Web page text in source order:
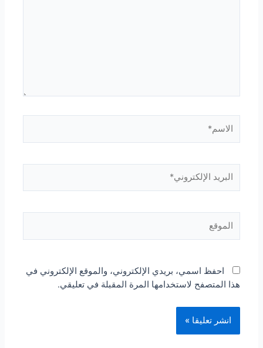
الإلكتروني*
احفظ اسمي، بريدي الإلكتروني، والموقع الإلكتروني في
هذا المتصفح لاستخدامها المرة المقبلة في تعليقي.